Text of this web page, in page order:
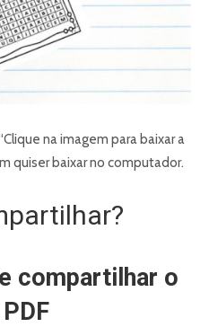
na imagem para baixar a
quiser baixar no computador.
compartilhar o